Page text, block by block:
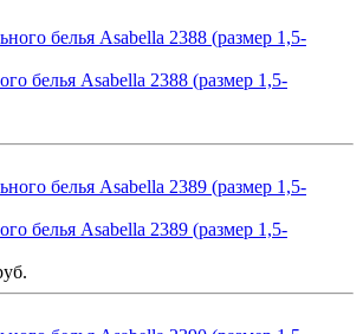
белья Asabella 2388 (размер 1,5-
белья Asabella 2389 (размер 1,5-